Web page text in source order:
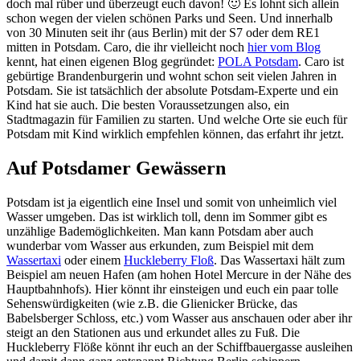
doch mal rüber und überzeugt euch davon! 🙂 Es lohnt sich allein
schon wegen der vielen schönen Parks und Seen. Und innerhalb
von 30 Minuten seit ihr (aus Berlin) mit der S7 oder dem RE1
mitten in Potsdam. Caro, die ihr vielleicht noch hier vom Blog
kennt, hat einen eigenen Blog gegründet: POLA Potsdam. Caro ist
gebürtige Brandenburgerin und wohnt schon seit vielen Jahren in
Potsdam. Sie ist tatsächlich der absolute Potsdam-Experte und ein
Kind hat sie auch. Die besten Voraussetzungen also, ein
Stadtmagazin für Familien zu starten. Und welche Orte sie euch für
Potsdam mit Kind wirklich empfehlen können, das erfahrt ihr jetzt.
Auf Potsdamer Gewässern
Potsdam ist ja eigentlich eine Insel und somit von unheimlich viel
Wasser umgeben. Das ist wirklich toll, denn im Sommer gibt es
unzählige Bademöglichkeiten. Man kann Potsdam aber auch
wunderbar vom Wasser aus erkunden, zum Beispiel mit dem
Wassertaxi oder einem Huckleberry Floß. Das Wassertaxi hält zum
Beispiel am neuen Hafen (am hohen Hotel Mercure in der Nähe des
Hauptbahnhofs). Hier könnt ihr einsteigen und euch ein paar tolle
Sehenswürdigkeiten (wie z.B. die Glienicker Brücke, das
Babelsberger Schloss, etc.) vom Wasser aus anschauen oder aber ihr
steigt an den Stationen aus und erkundet alles zu Fuß. Die
Huckleberry Flöße könnt ihr euch an der Schiffbauergasse ausleihen